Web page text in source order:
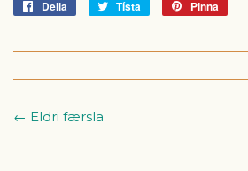
Deila
Deila
Tísta
Tísta
Pinna
← Eldri færsla